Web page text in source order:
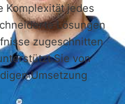
Komplexität jedes
Lösungen
zugeschnitten
Sie von
Umsetzung